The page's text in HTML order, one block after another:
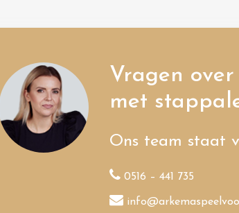
Vragen
met
Ons team staat
0516 – 441 735